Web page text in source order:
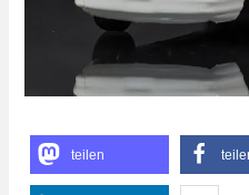
teilen